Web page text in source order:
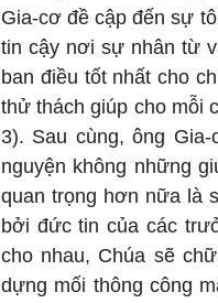
Gia-cơ đề cập đến sự
tin cậy nơi sự nhân từ
ban điều tốt nhất cho
thử thách giúp cho mỗi
3). Sau cùng, ông
nguyện không những
quan trọng hơn nữa là
bởi đức tin của các
cho nhau, Chúa sẽ
dựng mối thông công